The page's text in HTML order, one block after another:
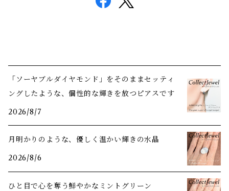
「ソーヤブルダイヤモンド」をそのままセッティ
ングしたような、個性的な輝きを放つピアスです
2026/8/7
月明かりのような、優しく温かい輝きの水晶
2026/8/6
ひと目で心を奪う鮮やかなミントグリーン